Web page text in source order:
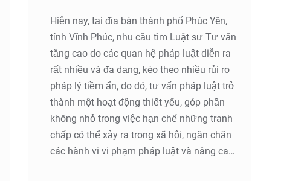
Hiện nay, tại địa bàn thành phố Phúc Yên,
tỉnh Vĩnh Phúc, nhu cầu tìm Luật sư Tư vấn
tăng cao do các quan hệ pháp luật diễn ra
rất nhiều và đa dạng, kéo theo nhiều rủi ro
pháp lý tiềm ẩn, do đó, tư vấn pháp luật trở
thành một hoạt động thiết yếu, góp phần
không nhỏ trong việc hạn chế những tranh
chấp có thể xảy ra trong xã hội, ngăn chặn
các hành vi vi phạm pháp luật và nâng cao